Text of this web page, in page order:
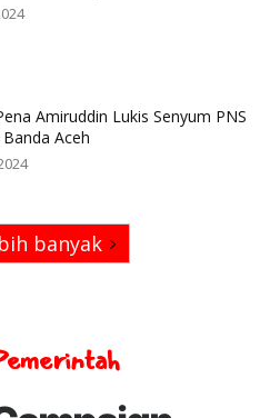
Amiruddin Lukis Senyum PNS
Aceh
banyak